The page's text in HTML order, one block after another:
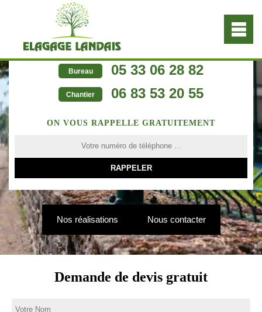
Bureau 05 33 06 28 82
Chantier 06 83 53 20 55
ON VOUS RAPPELLE GRATUITEMENT
Nos réalisations Nous contacter
Demande de devis gratuit